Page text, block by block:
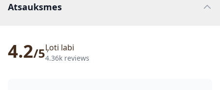
Atsauksmes
4.2/5Ļoti labi
4.36k reviews